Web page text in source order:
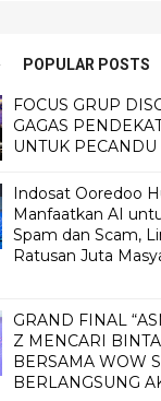
POPULAR POSTS
FOCUS GRUP
GAGAS
UNTUK
Indosat Ooredoo
Manfaatkan AI
Spam dan Scam,
Ratusan Juta
GRAND FINAL
Z MENCARI
BERSAMA WOW
BERLANGSUNG